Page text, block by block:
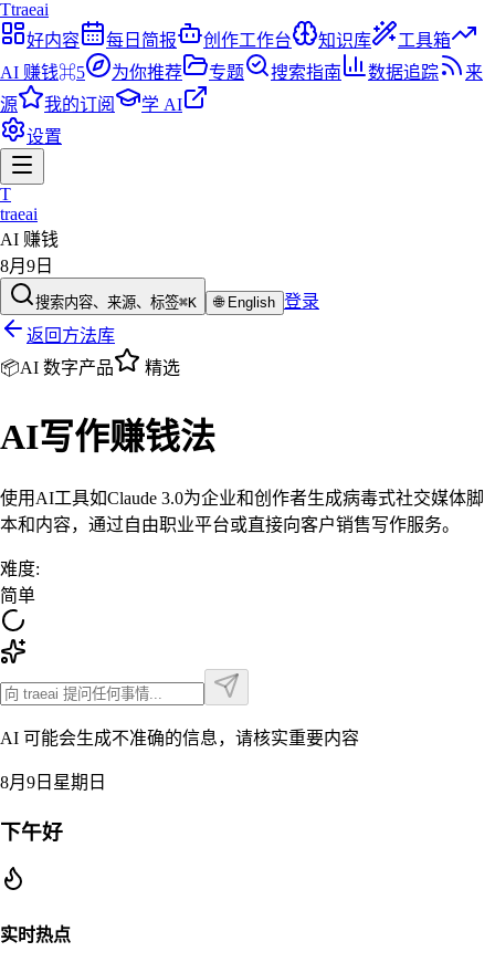
Ttraeai
好内容
每日简报 创作工作台 知识库
工具箱
AI 赚钱⌘5 为你推荐 专题 搜索指南 数据追踪
来
源
我的订阅
学 AI
设置
T
traeai
AI 赚钱
8月9日
搜索内容、来源、标签⌘K 🌐 English 登录
返回方法库
📦AI 数字产品 精选
AI写作赚钱法
使用AI工具如Claude 3.0为企业和创作者生成病毒式社交媒体脚
本和内容，通过自由职业平台或直接向客户销售写作服务。
难度:
简单
AI 可能会生成不准确的信息，请核实重要内容
8月9日星期日
下午好
实时热点